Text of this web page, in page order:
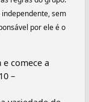
sem
por ele é o
comece a
–